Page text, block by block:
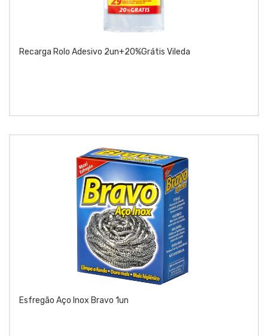
Recarga Rolo Adesivo 2un+20%grátis Vileda
Esfregão Aço Inox Bravo 1un